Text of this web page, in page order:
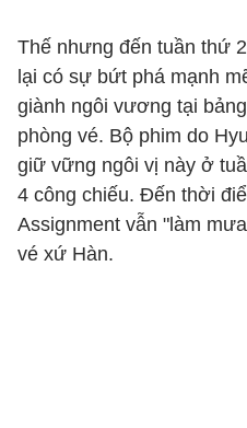
Thế nhưng đến tuần thứ
lại có sự bứt phá mạnh
giành ngôi vương tại
phòng vé. Bộ phim do
giữ vững ngôi vị này ở
4 công chiếu. Đến thời
Assignment vẫn "làm
vé xứ Hàn.